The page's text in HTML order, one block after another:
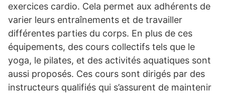
exercices cardio. Cela permet aux adhérents de
varier leurs entraînements et de travailler
différentes parties du corps. En plus de ces
équipements, des cours collectifs tels que le
yoga, le pilates, et des activités aquatiques sont
aussi proposés. Ces cours sont dirigés par des
instructeurs qualifiés qui s’assurent de maintenir